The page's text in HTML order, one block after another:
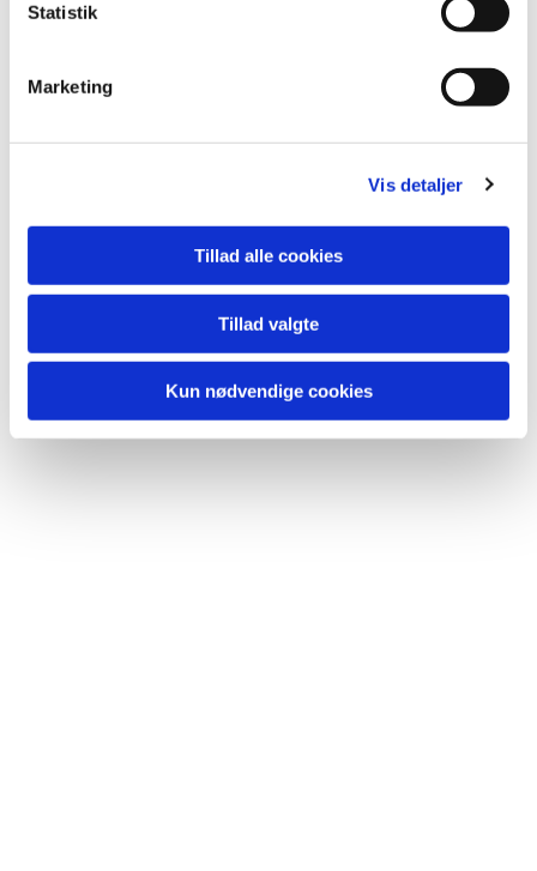
Statistik
Marketing
Vis detaljer
Tillad alle cookies
Tillad valgte
Kun nødvendige cookies
Du vil måske også kunne lide...